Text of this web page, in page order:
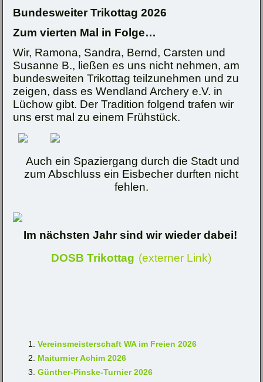
Bundesweiter Trikottag 2026
Zum vierten Mal in Folge…
Wir, Ramona, Sandra, Bernd, Carsten und
Susanne B., ließen es uns nicht nehmen, am
bundesweiten Trikottag teilzunehmen und zu
zeigen, dass es Wendland Archery e.V. in
Lüchow gibt. Der Tradition folgend trafen wir
uns erst mal zu einem Frühstück.
Auch ein Spaziergang durch die Stadt und
zum Abschluss ein Eisbecher durften nicht
fehlen.
Im nächsten Jahr sind wir wieder dabei!
DOSB Trikottag (externer Link)
Vereinsmeisterschaft WA im Freien 2026
Maiturnier Achim 2026
Günther-Pinske-Turnier 2026